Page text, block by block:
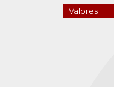
Valores